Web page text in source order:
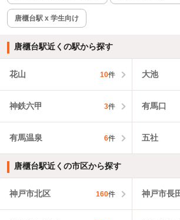
唐櫃台駅 x 学生向け
唐櫃台駅近くの駅から探す
花山 10件 大池
神鉄六甲 3件 有馬口
有馬温泉 6件 五社
唐櫃台駅近くの市区から探す
神戸市北区 160件 神戸市長